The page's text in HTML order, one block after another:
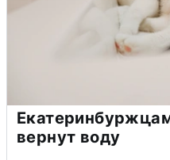
вернут воду